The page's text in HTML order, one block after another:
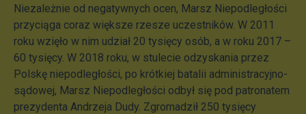
Niezależnie od negatywnych ocen, Marsz Niepodległości
przyciąga coraz większe rzesze uczestników. W 2011
roku wzięło w nim udział 20 tysięcy osób, a w roku 2017 –
60 tysięcy. W 2018 roku, w stulecie odzyskania przez
Polskę niepodległości, po krótkiej batalii administracyjno-
sądowej, Marsz Niepodległości odbył się pod patronatem
prezydenta Andrzeja Dudy. Zgromadził 250 tysięcy